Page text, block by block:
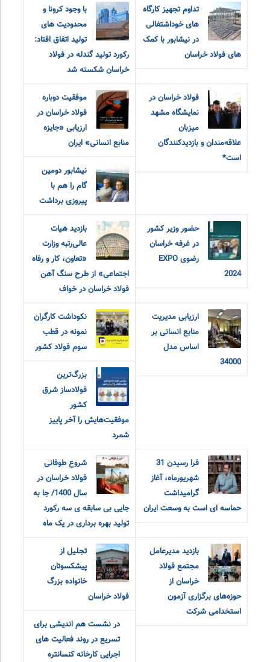
تداوم تجهیز کارگاه
های خوداشتغالی
در نیشابور با کمک
های فولاد خراسان
با وجود کرونا و
محدودیت های
تولید اتفاق افتاد:
رکورد تولید گندله در فولاد
خراسان شکسته شد
فولاد خراسان در
نمایشگاه مشهد
میزبان
علاقه‌مندان و‌ بازدیدکنندگان
است*
موفقیت دوباره
فولاد خراسان در
ارزیابی «جایزه
منابع انسانی» ایران
نیشابور دومین
گام را هم با
پیروزی برداشت
حضور وزیر کشور
در غرفه خراسان
رضوی EXPO
2024
بازدید هیات
عالی‌رتبه وزارت
«تعاون، کار و رفاه
اجتماعی» از طرح سنگ آهن
فولاد خراسان در خواف
ارزیابی مدیریت
منابع انسانی بر
اساس مدل
34000
نکوداشت کارگران
نمونه در قطب
سوم فولاد کشور
بزرگ‌ترین
فولادساز شرق
کشور
موفقیت‌هایش را آخر پاییز
شمرد
فرا رسیدن 31
شهریورماه، آغاز
گرامیداشت
حماسه ای است به وسعت ایران
شروع طوفانی
فولاد خراسان در
سال 1400/ جا به
جایی بی سابقه ی سه رکورد
تولید بهره برداری در یک ماه
بازدید مدیرعامل
مجتمع فولاد
خراسان از
حوزه‌های برگزاری آزمون
استخدامی شرکت
تجلیل از
پیشکسوتان
خانواده بزرگ
فولاد خراسان
در نشست هم اندیشی برای
تسریع در روند فعالیت های
اجرایی کارخانه کنسانتره